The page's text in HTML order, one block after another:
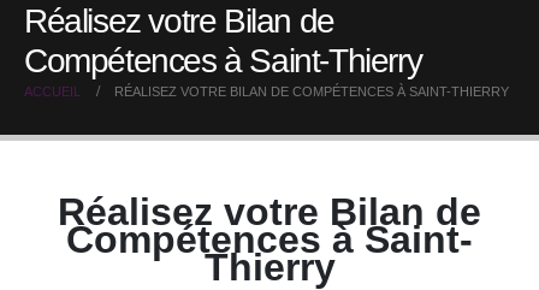
Réalisez votre Bilan de
Compétences à Saint-Thierry
ACCUEIL RÉALISEZ VOTRE BILAN DE COMPÉTENCES À SAINT-THIERRY
Réalisez votre Bilan de
Compétences à Saint-
Thierry